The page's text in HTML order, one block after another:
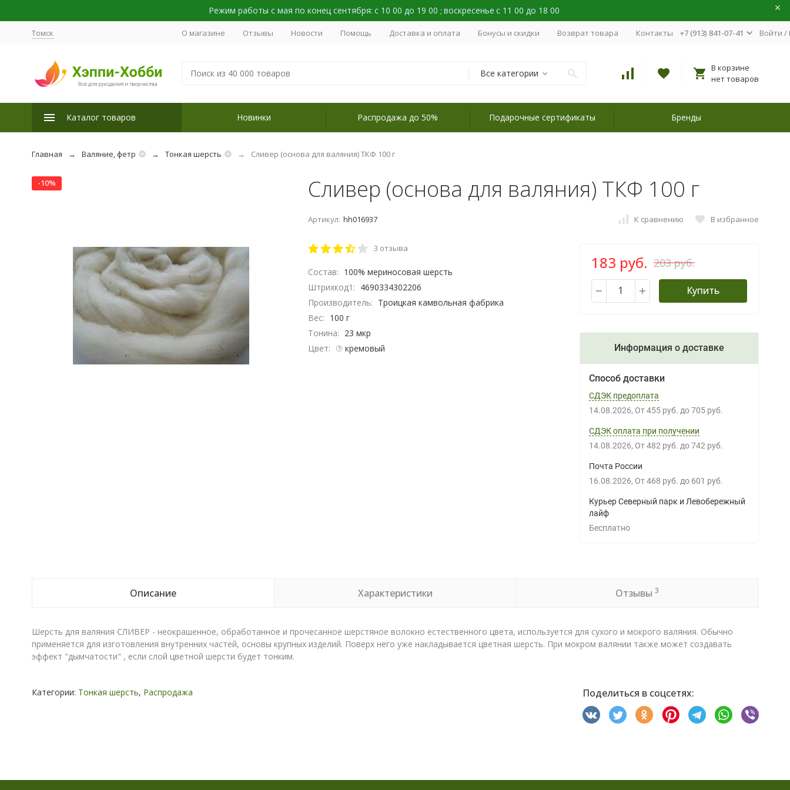
Режим работы с мая по конец сентября: с 10 00 до 19 00 ; воскресенье с 11 00 до 18 00
Томск О магазине Отзывы Новости Помощь Доставка и оплата Бонусы и скидки Возврат товара Контакты +7 (913) 841-07-41 Войти /
Все категории
В корзине
нет товаров
Каталог товаров Новинки Распродажа до 50% Подарочные сертификаты Бренды
Главная Валяние, фетр Тонкая шерсть Сливер (основа для валяния) ТКФ 100 г
-10% Сливер (основа для валяния) ТКФ 100 г
Артикул: hh016937 К сравнению В избранное
3 отзыва
Состав: 100% мериносовая шерсть
Штрихкод1: 4690334302206
Производитель: Троицкая камвольная фабрика
Вес: 100 г
Тонина: 23 мкр
Цвет:
кремовый
183 руб. 203 руб.
Купить
Информация о доставке
Способ доставки
СДЭК предоплата
14.08.2026 От 455 руб. до 705 руб.
СДЭК оплата при получении
14.08.2026 От 482 руб. до 742 руб.
Почта России
16.08.2026 От 468 руб. до 601 руб.
Курьер Северный парк и Левобережный
лайф
Бесплатно
Описание Характеристики Отзывы 3
Шерсть для валяния СЛИВЕР - неокрашенное, обработанное и прочесанное шерстяное волокно естественного цвета, используется для сухого и мокрого валяния. Обычно
применяется для изготовления внутренних частей, основы крупных изделий. Поверх него уже накладывается цветная шерсть. При мокром валянии также может создавать
эффект "дымчатости" , если слой цветной шерсти будет тонким.
Категории: Тонкая шерсть, Распродажа Поделиться в соцсетях: